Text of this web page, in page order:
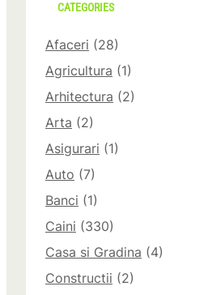
CATEGORIES
Afaceri (28)
Agricultura (1)
Arhitectura (2)
Arta (2)
Asigurari (1)
Auto (7)
Banci (1)
Caini (330)
Casa si Gradina (4)
Constructii (2)